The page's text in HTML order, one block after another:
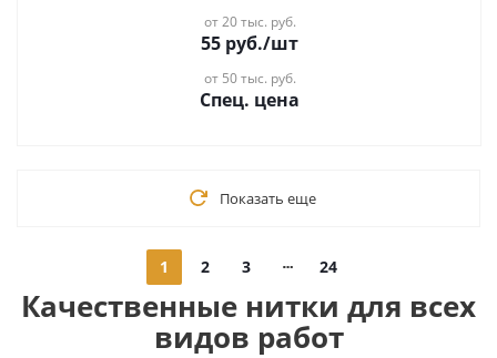
от 20 тыс. руб.
55 руб./шт
от 50 тыс. руб.
Спец. цена
Показать еще
1 2 3 24
Качественные нитки для всех
видов работ